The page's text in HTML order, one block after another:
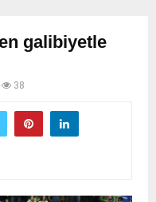
galibiyetle
38